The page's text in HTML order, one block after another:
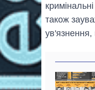
також
ув'язнення,